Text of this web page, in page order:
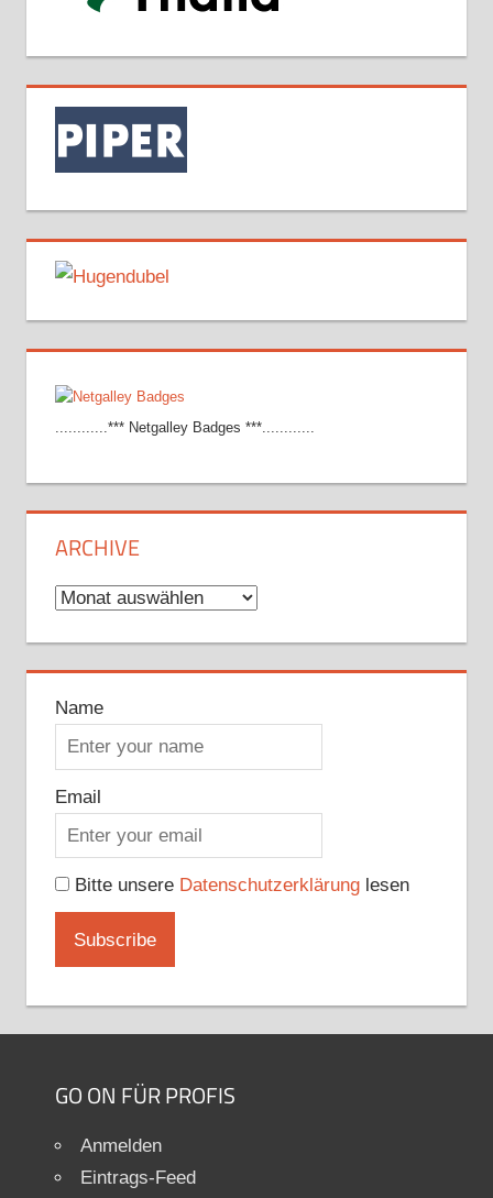
............*** Netgalley Badges ***............
ARCHIVE
Archive
Name
Email
Bitte unsere Datenschutzerklärunglesen
GO ON FÜR PROFIS
Anmelden
Eintrags-Feed